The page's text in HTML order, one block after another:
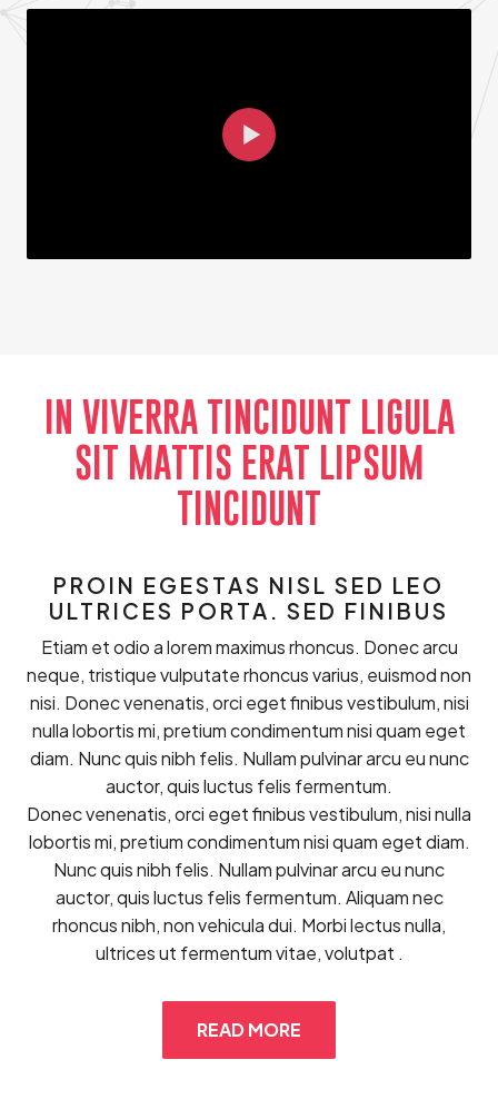
IN VIVERRA TINCIDUNT LIGULA
SIT MATTIS ERAT LIPSUM
TINCIDUNT
PROIN EGESTAS NISL SED LEO
ULTRICES PORTA. SED FINIBUS
Etiam et odio a lorem maximus rhoncus. Donec arcu
neque, tristique vulputate rhoncus varius, euismod non
nisi. Donec venenatis, orci eget finibus vestibulum, nisi
nulla lobortis mi, pretium condimentum nisi quam eget
diam. Nunc quis nibh felis. Nullam pulvinar arcu eu nunc
auctor, quis luctus felis fermentum.
Donec venenatis, orci eget finibus vestibulum, nisi nulla
lobortis mi, pretium condimentum nisi quam eget diam.
Nunc quis nibh felis. Nullam pulvinar arcu eu nunc
auctor, quis luctus felis fermentum. Aliquam nec
rhoncus nibh, non vehicula dui. Morbi lectus nulla,
ultrices ut fermentum vitae, volutpat .
READ MORE